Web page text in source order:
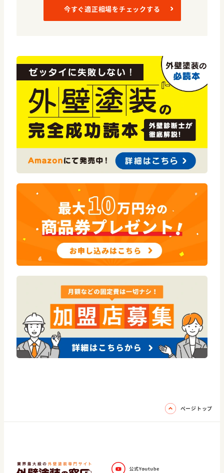
今すぐ適正相場をチェックする
ページトップ